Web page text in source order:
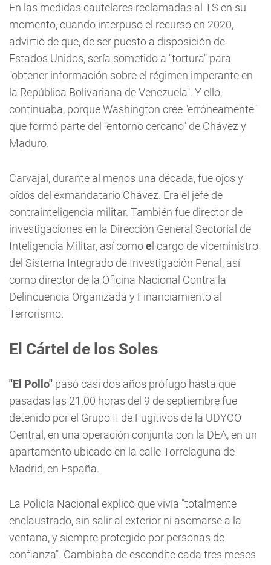
En las medidas cautelares reclamadas al TS en su
momento, cuando interpuso el recurso en 2020,
advirtió de que, de ser puesto a disposición de
Estados Unidos, sería sometido a "tortura" para
"obtener información sobre el régimen imperante en
la República Bolivariana de Venezuela". Y ello,
continuaba, porque Washington cree "erróneamente"
que formó parte del "entorno cercano" de Chávez y
Maduro.
Carvajal, durante al menos una década, fue ojos y
oídos del exmandatario Chávez. Era el jefe de
contrainteligencia militar. También fue director de
investigaciones en la Dirección General Sectorial de
Inteligencia Militar, así comoe l cargo de viceministro
del Sistema Integrado de Investigación Penal, así
como director de la Oficina Nacional Contra la
Delincuencia Organizada y Financiamiento al
Terrorismo.
El Cártel de los Soles
"El Pollo" pasó casi dos años prófugo hasta que
pasadas las 21.00 horas del 9 de septiembre fue
detenido por el Grupo II de Fugitivos de la UDYCO
Central, en una operación conjunta con la DEA, en un
apartamento ubicado en la calle Torrelaguna de
Madrid, en España.
La Policía Nacional explicó que vivía "totalmente
enclaustrado, sin salir al exterior ni asomarse a la
ventana, y siempre protegido por personas de
confianza". Cambiaba de escondite cada tres meses